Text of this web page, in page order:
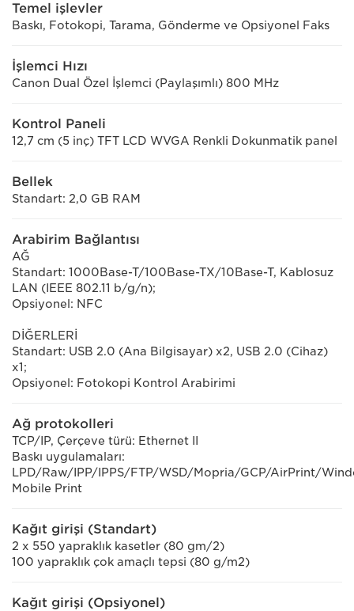
Temel işlevler
Baskı, Fotokopi, Tarama, Gönderme ve Opsiyonel Faks
İşlemci Hızı
Canon Dual Özel İşlemci (Paylaşımlı) 800 MHz
Kontrol Paneli
12,7 cm (5 inç) TFT LCD WVGA Renkli Dokunmatik panel
Bellek
Standart: 2,0 GB RAM
Arabirim Bağlantısı
AĞ
Standart: 1000Base-T/100Base-TX/10Base-T, Kablosuz
LAN (IEEE 802.11 b/g/n);
Opsiyonel: NFC
DİĞERLERİ
Standart: USB 2.0 (Ana Bilgisayar) x2, USB 2.0 (Cihaz)
x1;
Opsiyonel: Fotokopi Kontrol Arabirimi
Ağ protokolleri
TCP/IP, Çerçeve türü: Ethernet II
Baskı uygulamaları:
LPD/Raw/IPP/IPPS/FTP/WSD/Mopria/GCP/AirPrint/
Mobile Print
Kağıt girişi (Standart)
2 x 550 yapraklık kasetler (80 gm/2)
100 yapraklık çok amaçlı tepsi (80 g/m2)
Kağıt girişi (Opsiyonel)